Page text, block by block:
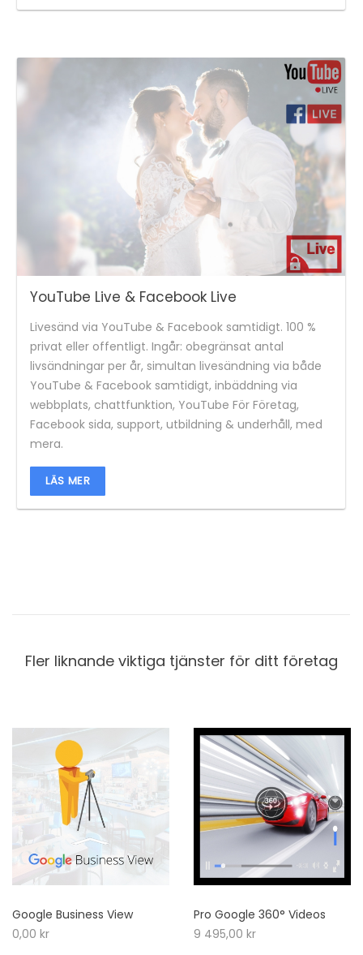
YouTube Live & Facebook Live
Livesänd via YouTube & Facebook samtidigt. 100 %
privat eller offentligt. Ingår: obegränsat antal
livsändningar per år, simultan livesändning via både
YouTube & Facebook samtidigt, inbäddning via
webbplats, chattfunktion, YouTube För Företag,
Facebook sida, support, utbildning & underhåll, med
mera.
LÄS MER
Fler liknande viktiga tjänster för ditt företag
Google Business View
0,00 kr
Pro Google 360° Videos
9 495,00 kr